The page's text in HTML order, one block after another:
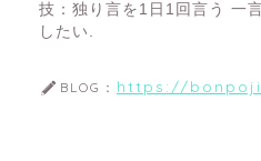
技：独り言を1日1回言う 一
したい.
BLOG： https://